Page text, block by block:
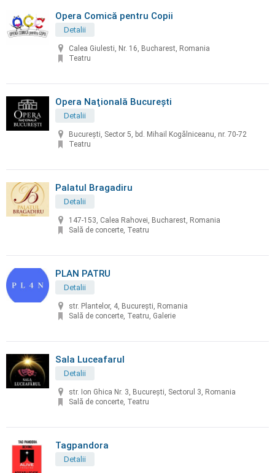
Opera Comică pentru Copii
Detalii
Calea Giulesti, Nr. 16, Bucharest, Romania
Teatru
Opera Naţională Bucureşti
Detalii
Bucureşti, Sector 5, bd. Mihail Kogălniceanu, nr. 70-72
Teatru
Palatul Bragadiru
Detalii
147-153, Calea Rahovei, Bucharest, Romania
Sală de concerte, Teatru
PLAN PATRU
Detalii
str. Plantelor, 4, București, Romania
Sală de concerte, Teatru, Galerie
Sala Luceafarul
Detalii
str. Ion Ghica Nr. 3, Bucureşti, Sectorul 3, Romania
Sală de concerte, Teatru
Tagpandora
Detalii